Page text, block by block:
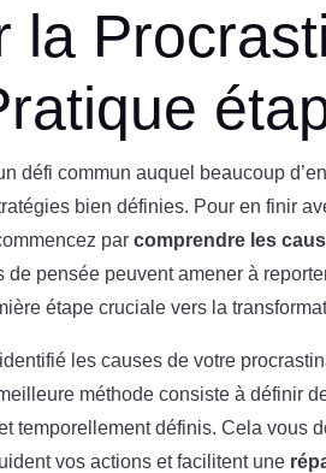
la
défi commun auquel beaucoup
bien définies. Pour en finir
parcomprendre les
de pensée peuvent amener à
étape cruciale vers la
les causes de votre
méthode consiste à définir
temporellement définis. Cela vous
vos actions et facilitent une